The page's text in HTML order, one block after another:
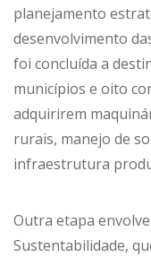
planejamento
desenvolvimento
foi concluída a
municípios e oito
adquirirem
rurais, manejo de
infraestrutura
Outra etapa
Sustentabilidade,